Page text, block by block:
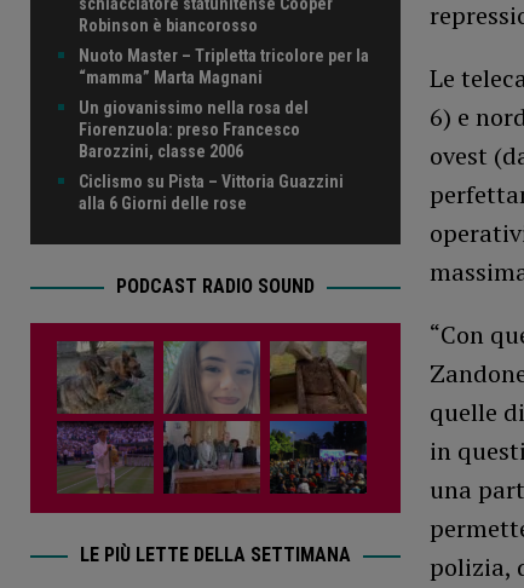
Le
6) e
ovest
“Con
quelle
in
una
polizia,
Robinson è biancorosso
Nuoto Master – Tripletta tricolore per la
“mamma” Marta Magnani
Un giovanissimo nella rosa del
Fiorenzuola: preso Francesco
Barozzini, classe 2006
Ciclismo su Pista – Vittoria Guazzini
alla 6 Giorni delle rose
PODCAST RADIO SOUND
LE PIÙ LETTE DELLA SETTIMANA